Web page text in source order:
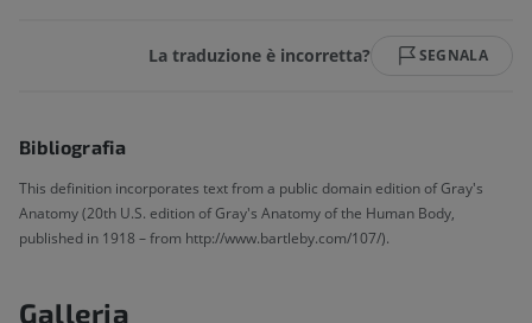
La traduzione è incorretta? SEGNALA
Bibliografia
This definition incorporates text from a public domain edition of Gray's
Anatomy (20th U.S. edition of Gray's Anatomy of the Human Body,
published in 1918 – from http://www.bartleby.com/107/).
Galleria